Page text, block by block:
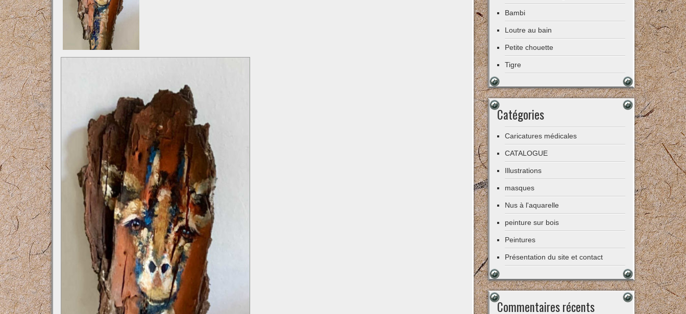
Bambi
Loutre au bain
Petite chouette
Tigre
Catégories
Caricatures médicales
CATALOGUE
Illustrations
masques
Nus à l'aquarelle
peinture sur bois
Peintures
Présentation du site et contact
Commentaires récents